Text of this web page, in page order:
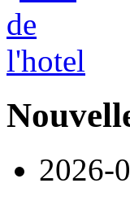
2026-